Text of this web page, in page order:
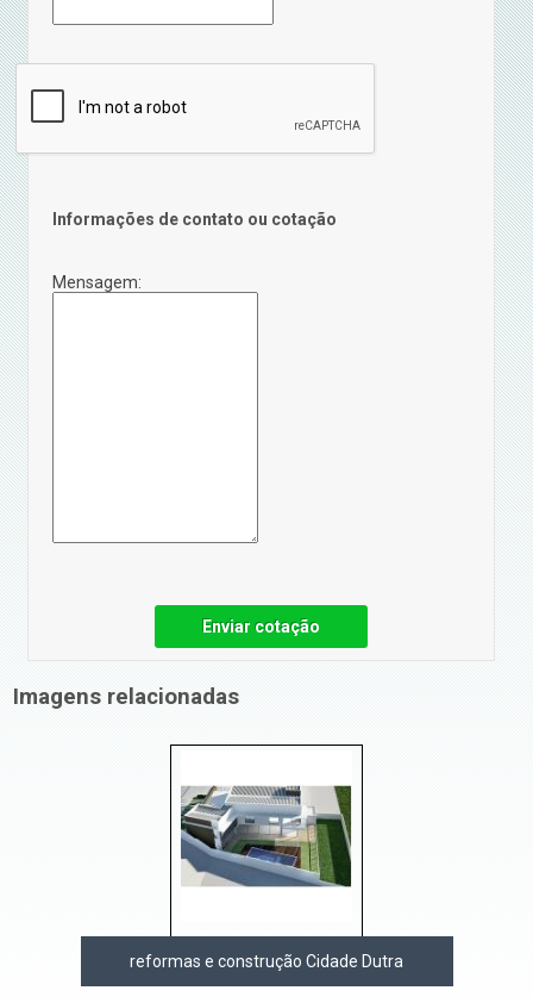
Informações de contato ou cotação
Mensagem:
Enviar cotação
Imagens relacionadas
reformas e construção Cidade Dutra